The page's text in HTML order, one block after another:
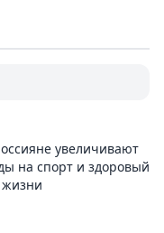
увеличивают
на спорт и здоровый
жизни